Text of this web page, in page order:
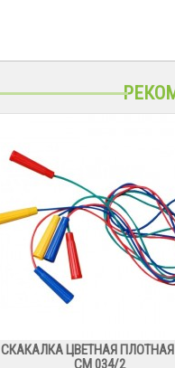
СКАКАЛКА ЦВЕТНАЯ ПЛОТНАЯ
СМ 034/2